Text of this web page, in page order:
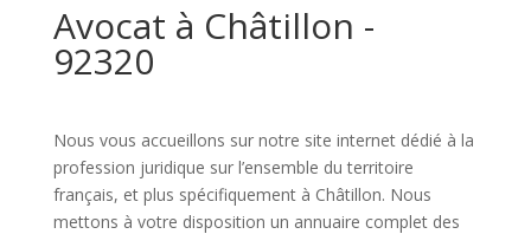
Avocat à Châtillon -
92320
Nous vous accueillons sur notre site internet dédié à la
profession juridique sur l’ensemble du territoire
français, et plus spécifiquement à Châtillon. Nous
mettons à votre disposition un annuaire complet des